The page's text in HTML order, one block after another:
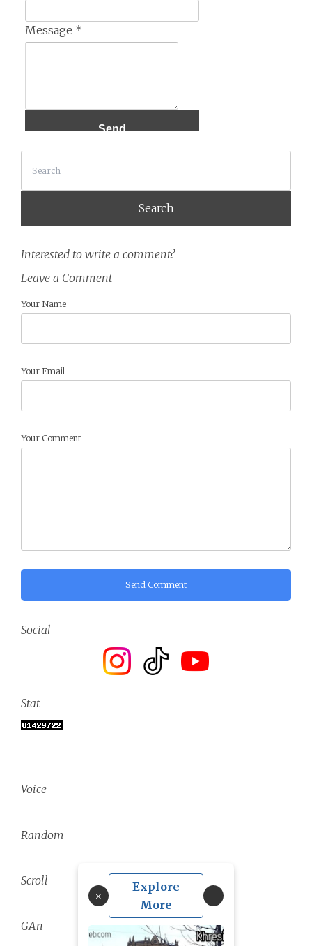
Message *
Interested to write a comment?
Leave a Comment
Your Name
Your Email
Your Comment
Send Comment
Social
Stat
Voice
Random
×
Explore
More
Scroll
GAn